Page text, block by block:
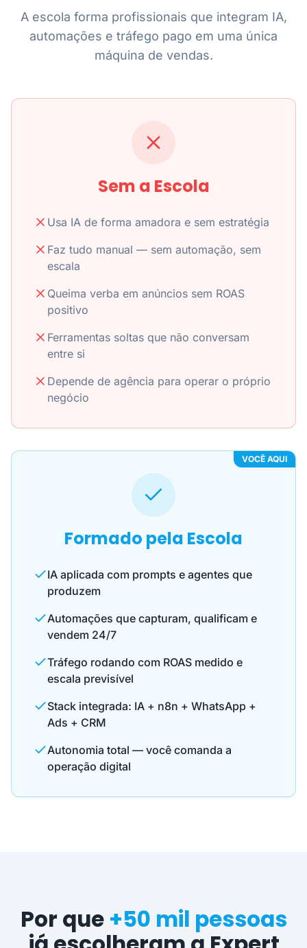
A escola forma profissionais que integram IA,
automações e tráfego pago em uma única
máquina de vendas.
Sem a Escola
Usa IA de forma amadora e sem estratégia
Faz tudo manual — sem automação, sem
escala
Queima verba em anúncios sem ROAS
positivo
Ferramentas soltas que não conversam
entre si
Depende de agência para operar o próprio
negócio
VOCÊ AQUI
Formado pela Escola
IA aplicada com prompts e agentes que
produzem
Automações que capturam, qualificam e
vendem 24/7
Tráfego rodando com ROAS medido e
escala previsível
Stack integrada: IA + n8n + WhatsApp +
Ads + CRM
Autonomia total — você comanda a
operação digital
Por que +50 mil pessoas